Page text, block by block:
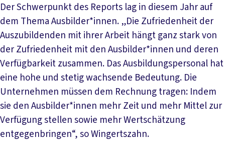
Der Schwerpunkt des Reports lag in diesem Jahr auf
dem Thema Ausbilder*innen. „Die Zufriedenheit der
Auszubildenden mit ihrer Arbeit hängt ganz stark von
der Zufriedenheit mit den Ausbilder*innen und deren
Verfügbarkeit zusammen. Das Ausbildungspersonal hat
eine hohe und stetig wachsende Bedeutung. Die
Unternehmen müssen dem Rechnung tragen: Indem
sie den Ausbilder*innen mehr Zeit und mehr Mittel zur
Verfügung stellen sowie mehr Wertschätzung
entgegenbringen“, so Wingertszahn.